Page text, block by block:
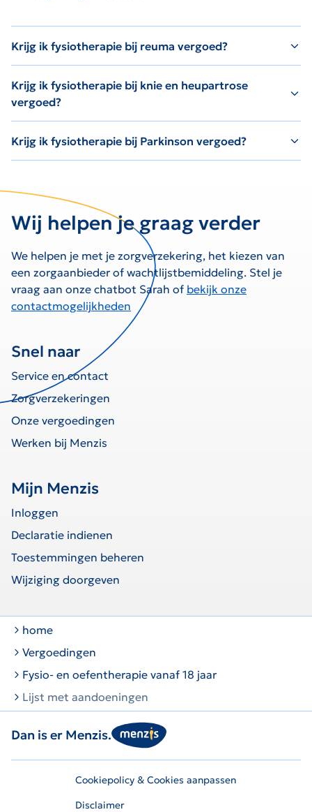
Krijg ik fysiotherapie bij reuma vergoed?
Krijg ik fysiotherapie bij knie en heupartrose
vergoed?
Krijg ik fysiotherapie bij Parkinson vergoed?
Wij helpen je graag verder
We helpen je met je zorgverzekering, het kiezen van
een zorgaanbieder of wachtlijstbemiddeling. Stel je
vraag aan onze chatbot Sarah of bekijk onze
contactmogelijkheden
Snel naar
Service en contact
Zorgverzekeringen
Onze vergoedingen
Werken bij Menzis
Mijn Menzis
Inloggen
Declaratie indienen
Toestemmingen beheren
Wijziging doorgeven
home
Vergoedingen
Fysio- en oefentherapie vanaf 18 jaar
Lijst met aandoeningen
Dan is er Menzis.
Cookiepolicy & Cookies aanpassen
Disclaimer